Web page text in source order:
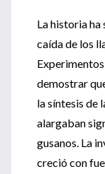
La historia ha
caída de los
demostrar
la síntesis de
alargaban
gusanos. La
creció con